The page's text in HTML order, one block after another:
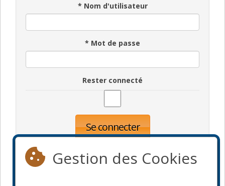
* Nom d'utilisateur
* Mot de passe
Rester connecté
Se connecter
Gestion des Cookies